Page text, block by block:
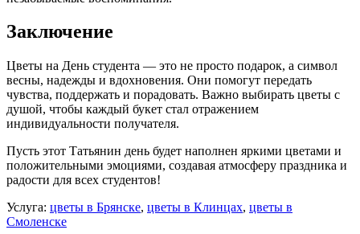
Заключение
Цветы на День студента — это не просто подарок, а символ
весны, надежды и вдохновения. Они помогут передать
чувства, поддержать и порадовать. Важно выбирать цветы с
душой, чтобы каждый букет стал отражением
индивидуальности получателя.
Пусть этот Татьянин день будет наполнен яркими цветами и
положительными эмоциями, создавая атмосферу праздника и
радости для всех студентов!
Услуга: цветы в Брянске, цветы в Клинцах, цветы в
Смоленске